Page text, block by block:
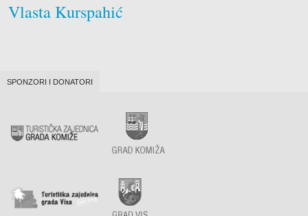
Vlasta Kurspahić
SPONZORI I DONATORI